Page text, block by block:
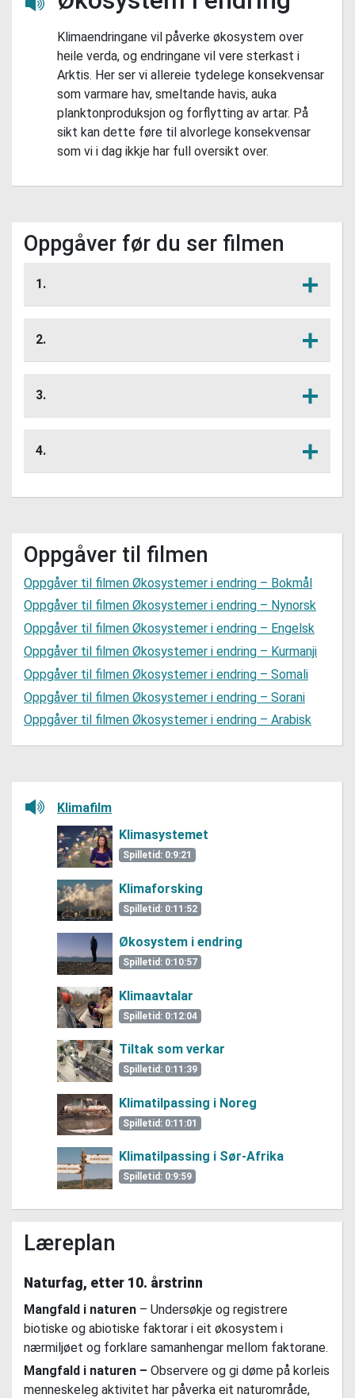
Klimaendringane vil påverke økosystem over
heile verda, og endringane vil vere sterkast i
Arktis. Her ser vi allereie tydelege konsekvensar
som varmare hav, smeltande havis, auka
planktonproduksjon og forflytting av artar. På
sikt kan dette føre til alvorlege konsekvensar
som vi i dag ikkje har full oversikt over.
Lytt her
Oppgåver før du ser filmen
1.
2.
3.
4.
Arktis når temperaturen aukar?
Oppgåver til filmen
Oppgåver til filmen Økosystemer i endring – Bokmål
Oppgåver til filmen Økosystemer i endring – Nynorsk
Oppgåver til filmen Økosystemer i endring – Engelsk
Oppgåver til filmen Økosystemer i endring – Kurmanji
Oppgåver til filmen Økosystemer i endring – Somali
Oppgåver til filmen Økosystemer i endring – Sorani
Oppgåver til filmen Økosystemer i endring – Arabisk
Klimafilm
Klimasystemet
Spilletid: 0:9:21
Klimaforsking
Spilletid: 0:11:52
Økosystem i endring
Spilletid: 0:10:57
Klimaavtalar
Spilletid: 0:12:04
Tiltak som verkar
Spilletid: 0:11:39
Klimatilpassing i Noreg
Spilletid: 0:11:01
Klimatilpassing i Sør-Afrika
Spilletid: 0:9:59
Lytt her
Læreplan
Naturfag, etter 10. årstrinn
Mangfald i naturen – Undersøkje og registrere
biotiske og abiotiske faktorar i eit økosystem i
nærmiljøet og forklare samanhengar mellom faktorane.
Mangfald i naturen – Observere og gi døme på korleis
menneskeleg aktivitet har påverka eit naturområde,